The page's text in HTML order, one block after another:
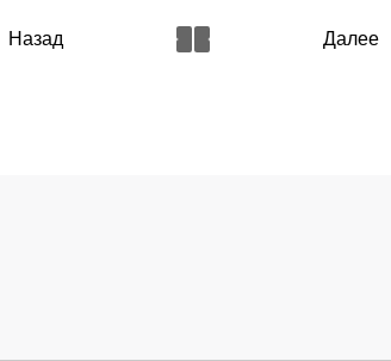
Назад Далее